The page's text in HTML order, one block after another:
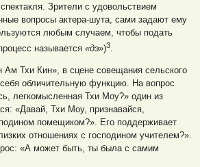
Зрители с удовольствием
вопросы актера-шута, сами задают ему
любым случаем, чтобы подать
называется «дэ»)3.
Ам Тхи Кин», в сцене совещания сельского
обличительную функцию. На вопрос
легкомысленная Тхи Моу?» один из
«Давай, Тхи Моу, признавайся,
помещиком?». Его поддерживает
отношениях с господином учителем?».
«А может быть, ты была с самим